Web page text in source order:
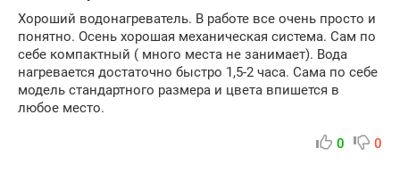
Хороший водонагреватель. В работе все очень просто и
понятно. Осень хорошая механическая система. Сам по
себе компактный ( много места не занимает). Вода
нагревается достаточно быстро 1,5-2 часа. Сама по себе
модель стандартного размера и цвета впишется в
любое место.
0 0